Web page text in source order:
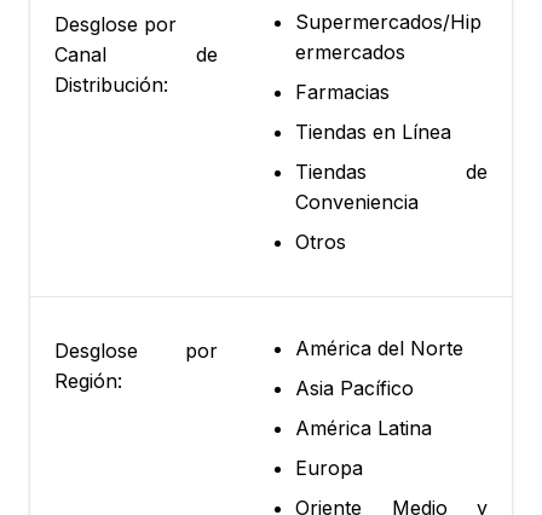
Desglose por
Canal de
Distribución:
Supermercados/Hip
ermercados
Farmacias
Tiendas en Línea
Tiendas de
Conveniencia
Otros
Desglose por
Región:
América del Norte
Asia Pacífico
América Latina
Europa
Oriente Medio y